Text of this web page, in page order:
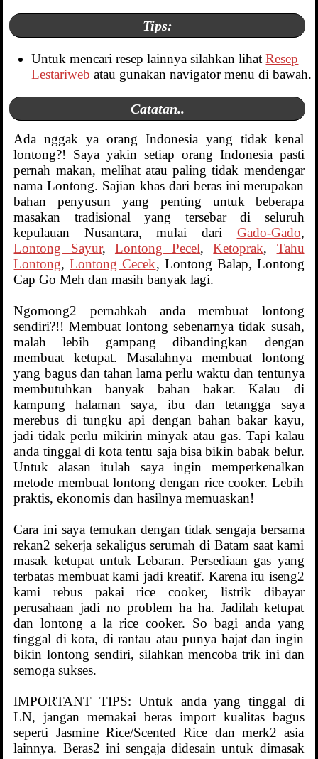
Tips:
Untuk mencari resep lainnya silahkan lihatResep
Lestariweb atau gunakan navigator menu di bawah.
Catatan..
Ada nggak ya orang Indonesia yang tidak kenal
lontong?! Saya yakin setiap orang Indonesia pasti
pernah makan, melihat atau paling tidak mendengar
nama Lontong. Sajian khas dari beras ini merupakan
bahan penyusun yang penting untuk beberapa
masakan tradisional yang tersebar di seluruh
kepulauan Nusantara, mulai dari Gado-Gado,
Lontong Sayur, Lontong Pecel,Ketoprak, Tahu
Lontong,Lontong Cecek, Lontong Balap, Lontong
Cap Go Meh dan masih banyak lagi.
Ngomong2 pernahkah anda membuat lontong
sendiri?!! Membuat lontong sebenarnya tidak susah,
malah lebih gampang dibandingkan dengan
membuat ketupat. Masalahnya membuat lontong
yang bagus dan tahan lama perlu waktu dan tentunya
membutuhkan banyak bahan bakar. Kalau di
kampung halaman saya, ibu dan tetangga saya
merebus di tungku api dengan bahan bakar kayu,
jadi tidak perlu mikirin minyak atau gas. Tapi kalau
anda tinggal di kota tentu saja bisa bikin babak belur.
Untuk alasan itulah saya ingin memperkenalkan
metode membuat lontong dengan rice cooker. Lebih
praktis, ekonomis dan hasilnya memuaskan!
Cara ini saya temukan dengan tidak sengaja bersama
rekan2 sekerja sekaligus serumah di Batam saat kami
masak ketupat untuk Lebaran. Persediaan gas yang
terbatas membuat kami jadi kreatif. Karena itu iseng2
kami rebus pakai rice cooker, listrik dibayar
perusahaan jadi no problem ha ha. Jadilah ketupat
dan lontong a la rice cooker. So bagi anda yang
tinggal di kota, di rantau atau punya hajat dan ingin
bikin lontong sendiri, silahkan mencoba trik ini dan
semoga sukses.
IMPORTANT TIPS: Untuk anda yang tinggal di
LN, jangan memakai beras import kualitas bagus
seperti Jasmine Rice/Scented Rice dan merk2 asia
lainnya. Beras2 ini sengaja didesain untuk dimasak